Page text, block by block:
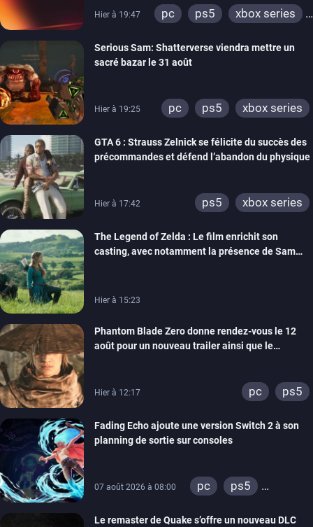
Hier à 19:47 pc ps5
xbox series
xbox one
switch 2
Serious Sam: Shatterverse viendra mettre un
sacré bazar le 31 août
Hier à 19:25 pc ps5 xbox series
GTA 6 : Strauss Zelnick se félicite du succès des
précommandes et défend l’abandon du physique
Hier à 17:42 ps5 xbox series
The Legend of Zelda : Le film enrichit son
casting, avec notamment la présence de Sam
Hier à 15:23
Phantom Blade Zero donne rendez-vous le 12
août pour un nouveau trailer ainsi que le
Hier à 12:17 pc ps5
Fading Echo ajoute une version Switch 2 à son
planning de sortie sur consoles
07 août 2026 à 08:00 pc
ps5
Le remaster de Quake s’offre un nouveau DLC